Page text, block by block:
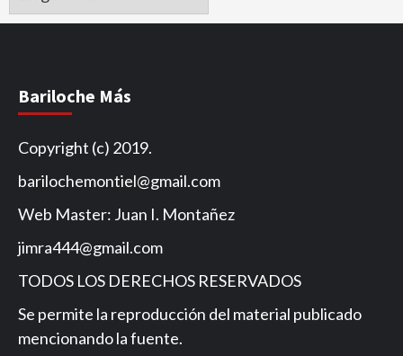
Bariloche Más
Copyright (c) 2019.
barilochemontiel@gmail.com
Web Master: Juan I. Montañez
jimra444@gmail.com
TODOS LOS DERECHOS RESERVADOS
Se permite la reproducción del material publicado
mencionando la fuente.